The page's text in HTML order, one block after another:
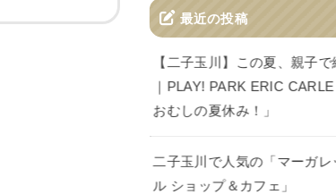
最近の投稿
【二子玉川】この夏、親子
｜PLAY! PARK ERIC
おむしの夏休み！」
二子玉川で人気の「マーガレ
ル ショップ＆カフェ」